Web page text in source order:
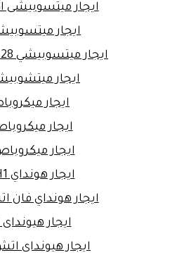
ايجار
ايجار ميتسوبيشي 28
ايجار ميتسوبيشي 28 راكب للانتقالات
ايجار
ايجار
ايجار
ايجار
ايجار هونداي H1 للرحلات
ايجار هونداي فان
ايجار
ايجار هيونداى